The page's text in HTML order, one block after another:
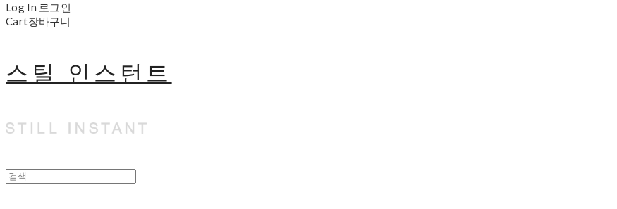
Log In 로그인
Cart장바구니
스틸 인스턴트